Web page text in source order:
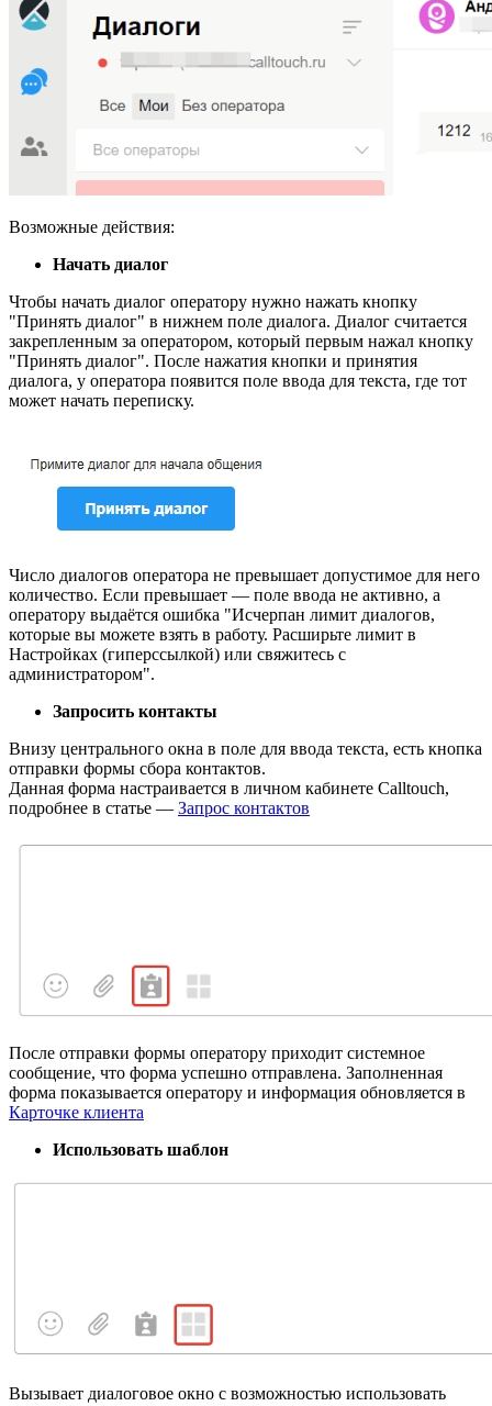
Возможные действия:
Начать диалог
Чтобы начать диалог оператору нужно нажать кнопку
"Принять диалог" в нижнем поле диалога. Диалог считается
закрепленным за оператором, который первым нажал кнопку
"Принять диалог". После нажатия кнопки и принятия
диалога, у оператора появится поле ввода для текста, где тот
может начать переписку.
Число диалогов оператора не превышает допустимое для него
количество. Если превышает — поле ввода не активно, а
оператору выдаётся ошибка "Исчерпан лимит диалогов,
которые вы можете взять в работу. Расширьте лимит в
Настройках (гиперссылкой) или свяжитесь с
администратором".
Запросить контакты
Внизу центрального окна в поле для ввода текста, есть кнопка
отправки формы сбора контактов.
Данная форма настраивается в личном кабинете Calltouch,
подробнее в статье — Запрос контактов
После отправки формы оператору приходит системное
сообщение, что форма успешно отправлена. Заполненная
форма показывается оператору и информация обновляется в
Карточке клиента
Использовать шаблон
Вызывает диалоговое окно с возможностью использовать